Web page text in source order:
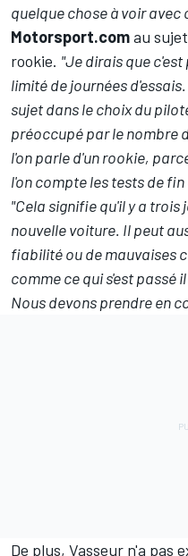
quelque chose à voir avec
Motorsport.comau
rookie. "Je dirais que
limité de journées
sujet dans le choix du
préoccupé par le nombre
l'on parle d'un rookie,
l'on compte les tests de
"Cela signifie qu'il y a
nouvelle voiture. Il peut
fiabilité ou de mauvaises
comme ce qui s'est passé
Nous devons prendre en
De plus, Vasseur n'a pas